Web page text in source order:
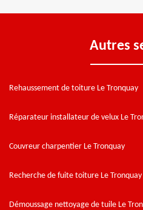
Autres
Rehaussement de toiture Le Tronquay
Réparateur installateur de velux Le
Couvreur charpentier Le Tronquay
Recherche de fuite toiture Le Tronquay
Démoussage nettoyage de tuile Le